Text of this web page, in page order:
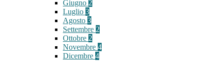
Giugno 2
Luglio 3
Agosto 3
Settembre 2
Ottobre 2
Novembre 4
Dicembre 4